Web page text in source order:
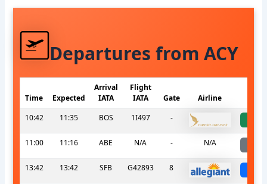
Departures from ACY
Time Expected
Arrival
IATA
Flight
IATA
Gate Airline
10:42
11:35 BOS 1I497 -
11:00 11:16 ABE N/A - N/A
13:42 13:42 SFB G42893 8